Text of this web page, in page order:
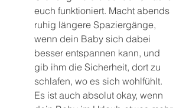
euch funktioniert. Macht abends
ruhig längere Spaziergänge,
wenn dein Baby sich dabei
besser entspannen kann, und
gib ihm die Sicherheit, dort zu
schlafen, wo es sich wohlfühlt.
Es ist auch absolut okay, wenn